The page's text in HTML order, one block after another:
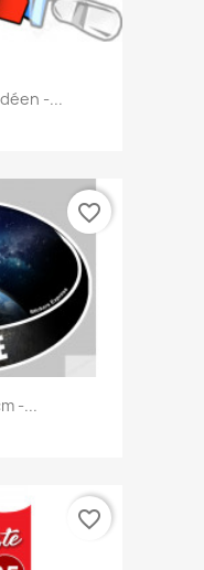
-...
-...
favorite_border
favorite_border